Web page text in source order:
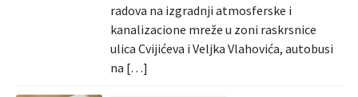
radova na izgradnji atmosferske i
kanalizacione mreže u zoni raskrsnice
ulica Cvijićeva i Veljka Vlahovića, autobusi
na […]